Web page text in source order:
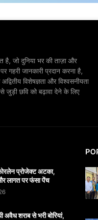
है, जो दुनिया भर की ताज़ा और
गहरी जानकारी प्रदान करना है,
विशेषज्ञता और विश्वसनीयता
जुड़ी छवि को बढ़ावा देने के लिए
प्रोजेक्ट अटका,
लागत पर फंसा पेंच
अवैध शराब से भरी बोरियां,